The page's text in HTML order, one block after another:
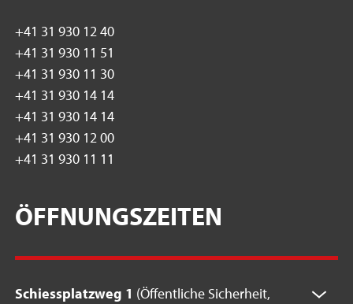
+41 31 930 12 40
+41 31 930 11 51
+41 31 930 11 30
+41 31 930 14 14
+41 31 930 14 14
+41 31 930 12 00
+41 31 930 11 11
ÖFFNUNGSZEITEN
Schiessplatzweg 1 (Öffentliche Sicherheit,